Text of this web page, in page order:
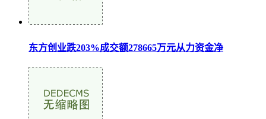
东方创业跌203%成交额278665万元从力资金净